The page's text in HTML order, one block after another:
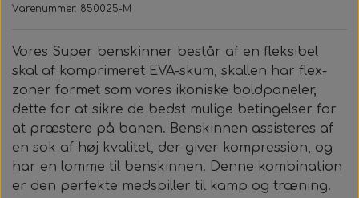
Varenummer: 850025-M
Vores Super benskinner består af en fleksibel
skal af komprimeret EVA-skum, skallen har flex-
zoner formet som vores ikoniske boldpaneler,
dette for at sikre de bedst mulige betingelser for
at præstere på banen. Benskinnen assisteres af
en sok af høj kvalitet, der giver kompression, og
har en lomme til benskinnen. Denne kombination
er den perfekte medspiller til kamp og træning.